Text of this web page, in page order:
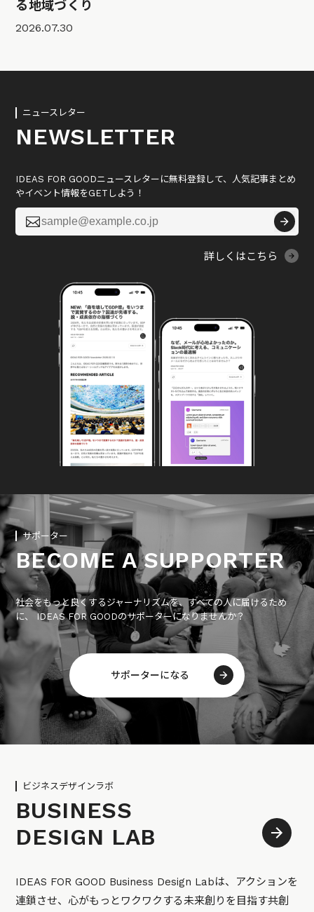
る地域づくり
2026.07.30
ニュースレター
NEWSLETTER
IDEAS FOR GOODニュースレターに無料登録して、人気記事まとめ
やイベント情報をGETしよう！

詳しくはこちら
サポーター
BECOME A SUPPORTER
社会をもっと良くするジャーナリズムを、すべての人に届けるため
に、 IDEAS FOR GOODのサポーターになりませんか？
サポーターになる
ビジネスデザインラボ
BUSINESS
DESIGN LAB
IDEAS FOR GOOD Business Design Labは、アクションを
連鎖させ、心がもっとワクワクする未来創りを目指す共創